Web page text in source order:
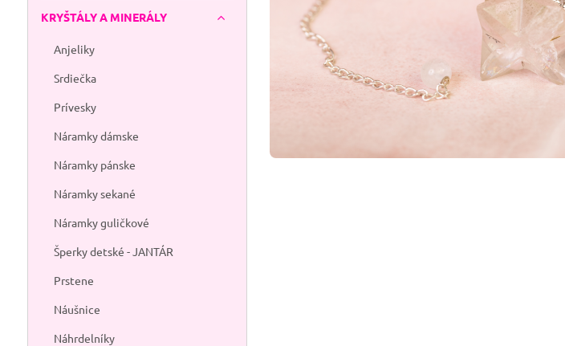
KRYŠTÁLY A MINERÁLY
Anjeliky
Srdiečka
Prívesky
Náramky dámske
Náramky pánske
Náramky sekané
Náramky guličkové
Šperky detské - JANTÁR
Prstene
Náušnice
Náhrdelníky